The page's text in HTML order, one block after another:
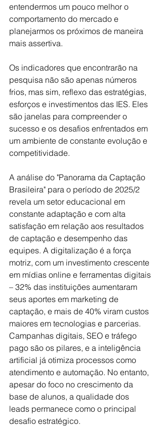
entendermos um pouco melhor o
comportamento do mercado e
planejarmos os próximos de maneira
mais assertiva.
Os indicadores que encontrarão na
pesquisa não são apenas números
frios, mas sim, reflexo das estratégias,
esforços e investimentos das IES. Eles
são janelas para compreender o
sucesso e os desafios enfrentados em
um ambiente de constante evolução e
competitividade.
A análise do "Panorama da Captação
Brasileira" para o período de 2025/2
revela um setor educacional em
constante adaptação e com alta
satisfação em relação aos resultados
de captação e desempenho das
equipes. A digitalização é a força
motriz, com um investimento crescente
em mídias online e ferramentas digitais
– 32% das instituições aumentaram
seus aportes em marketing de
captação, e mais de 40% viram custos
maiores em tecnologias e parcerias.
Campanhas digitais, SEO e tráfego
pago são os pilares, e a inteligência
artificial já otimiza processos como
atendimento e automação. No entanto,
apesar do foco no crescimento da
base de alunos, a qualidade dos
leads permanece como o principal
desafio estratégico.